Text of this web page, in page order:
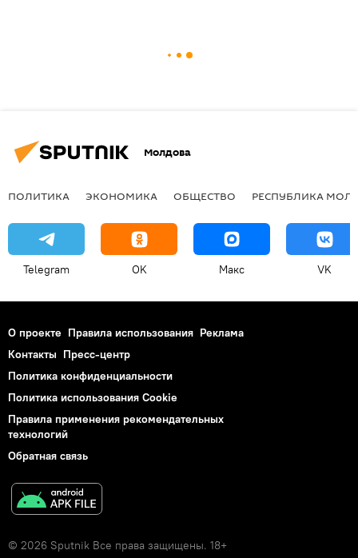
Молдова
ПОЛИТИКА ЭКОНОМИКА ОБЩЕСТВО РЕСПУБЛИКА
Telegram OK Макс VK
О проекте Правила использования Реклама
Контакты Пресс-центр
Политика конфиденциальности
Политика использования Cookie
Правила применения рекомендательных
технологий
Обратная связь
© 2026 Sputnik Все права защищены. 18+